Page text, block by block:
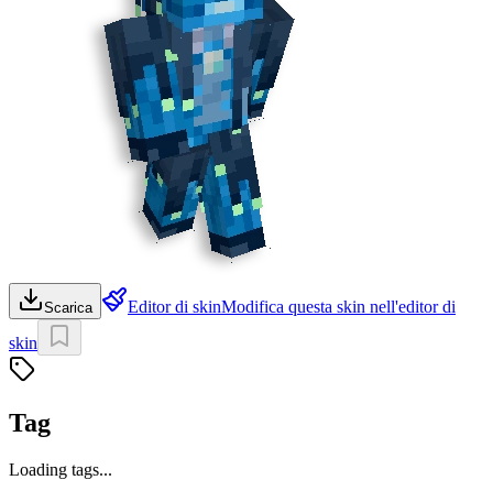
Scarica Editor di skinModifica questa skin nell'editor di
skin
Tag
Loading tags...